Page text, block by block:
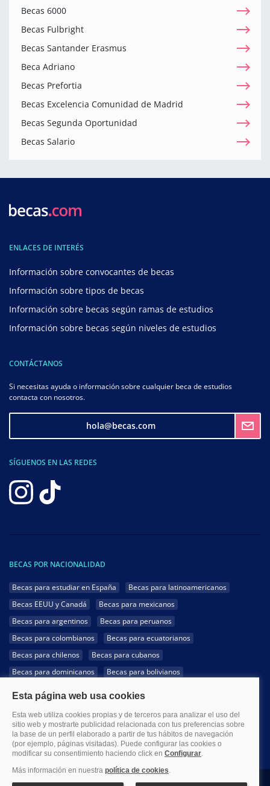
Becas 6000
Becas Fulbright
Becas Santander Erasmus
Beca Adriano
Becas Prefortia
Becas Excelencia Comunidad de Madrid
Becas Segunda Oportunidad
Becas Salario
ENLACES DE INTERÉS
Información sobre convocantes de becas
Información sobre tipos de becas
Información sobre becas según ramas de estudios
Información sobre becas según niveles de estudios
CONTÁCTANOS
Si necesitas ayuda o información sobre cualquier beca de estudios
contacta con nosotros.
hola@becas.com
SÍGUENOS EN LAS REDES
BECAS POR NACIONALIDAD
Becas para estudiar en España
Becas para latinoamericanos
Becas EEUU y Canadá
Becas para mexicanos
Becas para argentinos
Becas para peruanos
Becas para colombianos
Becas para ecuatorianos
Becas para chilenos
Becas para cubanos
Becas para dominicanos
Becas para bolivianos
Becas para hondureños
Becas para paraguayos
Becas para uruguayos
Becas para salvadoreños
1999-2026 Becas.com @Todos los derechos reservados